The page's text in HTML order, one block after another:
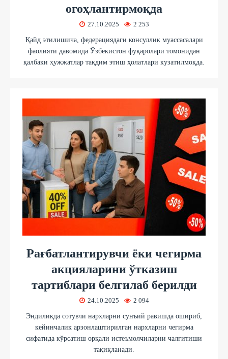
огоҳлантирмоқда
27.10.2025 2 253
Қайд этилишича, федерациядаги консуллик муассасалари
фаолияти давомида Ўзбекистон фуқаролари томонидан
қалбаки ҳужжатлар тақдим этиш ҳолатлари кузатилмоқда.
Рағбатлантирувчи ёки чегирма
акцияларини ўтказиш
тартиблари белгилаб берилди
24.10.2025 2 094
Эндиликда сотувчи нархларни сунъий равишда ошириб,
кейинчалик арзонлаштирилган нархларни чегирма
сифатида кўрсатиш орқали истеъмолчиларни чалғитиши
тақиқланади.